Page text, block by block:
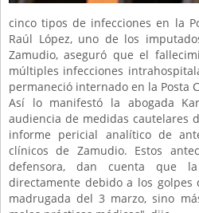
cinco tipos de infecciones en la
Raúl López, uno de los
Zamudio, aseguró que el
múltiples infecciones
permaneció internado en la Posta
Así lo manifestó la abogada
audiencia de medidas cautelares
informe pericial analítico de
clínicos de Zamudio. Estos
defensora, dan cuenta que
directamente debido a los
madrugada del 3 marzo, sino